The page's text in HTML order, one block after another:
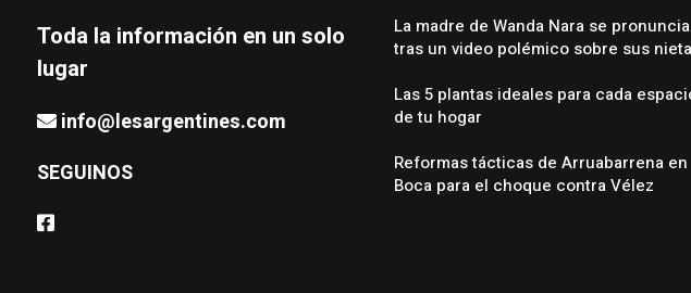
Toda la información en un solo
lugar
info@lesargentines.com
SEGUINOS
La madre de Wanda Nara se pronuncia
tras un video polémico sobre sus
Las 5 plantas ideales para cada
de tu hogar
Reformas tácticas de Arruabarrena en
Boca para el choque contra Vélez